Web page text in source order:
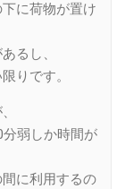
に荷物が置け
るし、
りです。
弱しか時間が
に利用するの